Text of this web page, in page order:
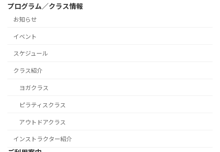
プログラム／クラス情報
お知らせ
イベント
スケジュール
クラス紹介
ヨガクラス
ピラティスクラス
アウトドアクラス
インストラクター紹介